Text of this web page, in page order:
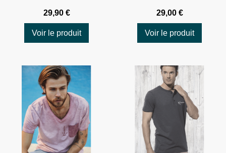
29,90 €
Voir le produit
29,00 €
Voir le produit